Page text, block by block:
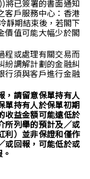
將已簽署的書面通知
客戶服務中心：香港
靜期結束後，若閣下
價值可能大幅少於閣
程或處理有關交易而
紛調解計劃的金融糾
行須與客戶進行金融
，請留意保單持有人
單持有人於保單初期
收益金額可能遠低於
所列舉的預計及／或
利）並非保證和僅作
或回報，可能低於或